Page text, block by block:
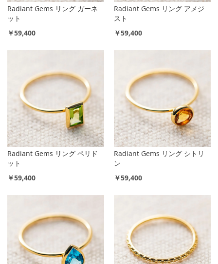
Radiant Gems リング ガーネ
ット
￥59,400
Radiant Gems リング アメジ
スト
￥59,400
Radiant Gems リング ペリド
ット
￥59,400
Radiant Gems リング シトリ
ン
￥59,400